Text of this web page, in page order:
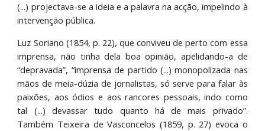
(...) projectava-se a ideia e a palavra na acção, impelindo à
intervenção pública.
Luz Soriano (1854, p. 22), que conviveu de perto com essa
imprensa, não tinha dela boa opinião, apelidando-a de
“depravada”, “imprensa de partido (...) monopolizada nas
mãos de meia-dúzia de jornalistas, só serve para falar às
paixões, aos ódios e aos rancores pessoais, indo como
tal (...) devassar tudo quanto há de mais privado”.
Também Teixeira de Vasconcelos (1859, p. 27) evoca o